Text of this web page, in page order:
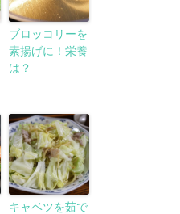
ブロッコリーを
素揚げに！栄養
は？
キャベツを茹で